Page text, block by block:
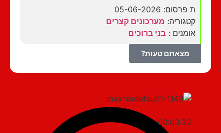
ת פרסום: 05-06-2026
קטגוריה:מערכונים קצרים
אומנים :בני ברוכים
מצאתם טעות?
00:03:32